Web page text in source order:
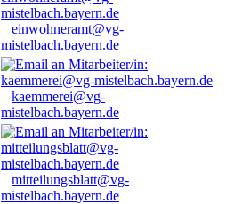
einwohneramt@vg-
mistelbach.bayern.de
kaemmerei@vg-
mistelbach.bayern.de
mitteilungsblatt@vg-
mistelbach.bayern.de